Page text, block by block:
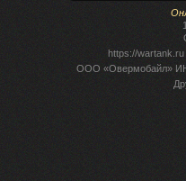
https://wartank.ru
ООО «Овермобайл»